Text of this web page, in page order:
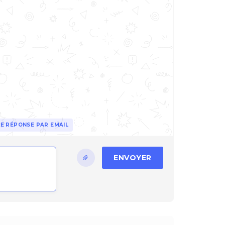
RÉPONSE PAR EMAIL
ENVOYER